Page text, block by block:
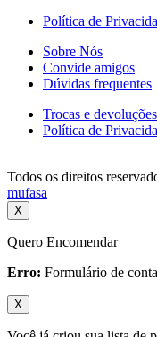
Política de
Sobre Nós
Convide amigos
Dúvidas frequentes
Trocas e devoluções
Política de
Todos os direitos
mufasa
X
Quero Encomendar
Erro: Formulário de
X